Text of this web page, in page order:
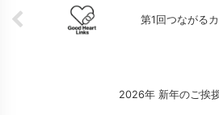
第1回つながる
2026年 新年のご挨